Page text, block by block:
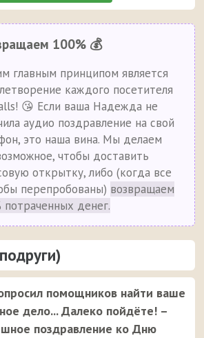
100% 💰
главным принципом является
каждого посетителя
😘 Если ваша Надежда не
аудио поздравление на свой
это наша вина. Мы делаем
чтобы доставить
открытку, либо (когда все
перепробованы) возвращаем
потраченных денег.
помощников найти ваше
дело... Далеко пойдёте! –
поздравление ко Дню